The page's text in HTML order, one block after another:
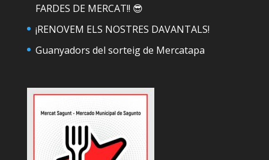
FARDES DE MERCAT!! 😎
¡RENOVEM ELS NOSTRES DAVANTALS!
Guanyadors del sorteig de Mercatapa